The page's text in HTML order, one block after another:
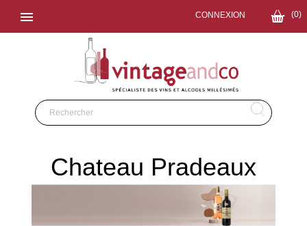
 (0)
CONNEXION
Chateau Pradeaux